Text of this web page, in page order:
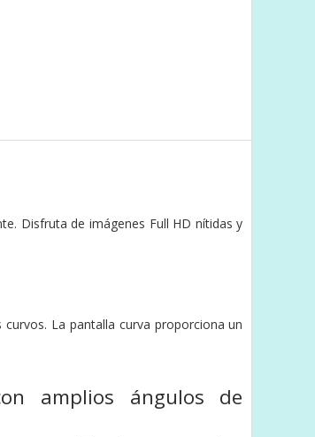
Disfruta de imágenes Full HD nítidas y
La pantalla curva proporciona un
amplios ángulos de